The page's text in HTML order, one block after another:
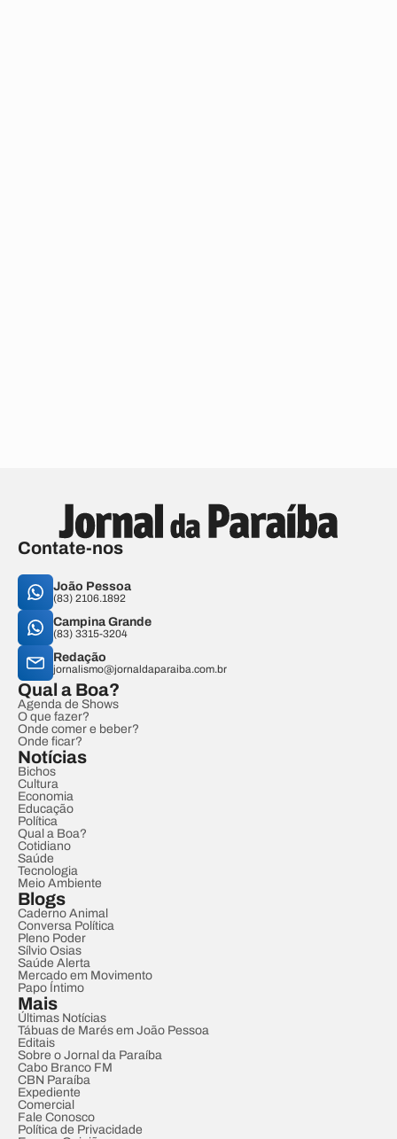
Contate-nos
João Pessoa
(83) 2106.1892
Campina Grande
(83) 3315-3204
Redação
jornalismo@jornaldaparaiba.com.br
Qual a Boa?
Agenda de Shows
O que fazer?
Onde comer e beber?
Onde ficar?
Notícias
Bichos
Cultura
Economia
Educação
Política
Qual a Boa?
Cotidiano
Saúde
Tecnologia
Meio Ambiente
Blogs
Caderno Animal
Conversa Política
Pleno Poder
Sílvio Osias
Saúde Alerta
Mercado em Movimento
Papo Íntimo
Mais
Últimas Notícias
Tábuas de Marés em João Pessoa
Editais
Sobre o Jornal da Paraíba
Cabo Branco FM
CBN Paraíba
Expediente
Comercial
Fale Conosco
Política de Privacidade